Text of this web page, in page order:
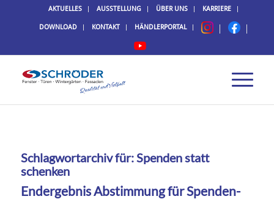
AKTUELLES AUSSTELLUNG ÜBER UNS KARRIERE
DOWNLOAD KONTAKT HÄNDLERPORTAL
Schlagwortarchiv für:Spenden statt
schenken
Endergebnis Abstimmung für Spenden-